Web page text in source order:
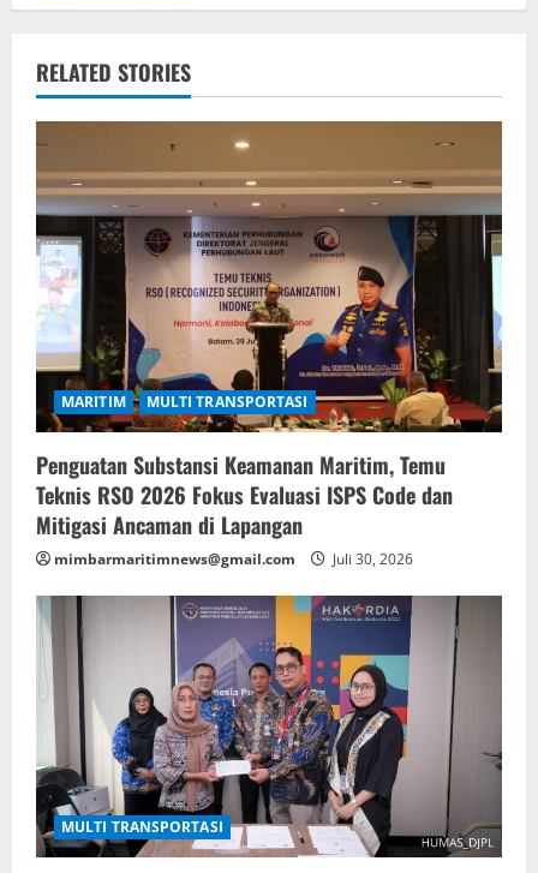
RELATED STORIES
MARITIM MULTI TRANSPORTASI
Penguatan Substansi Keamanan Maritim, Temu
Teknis RSO 2026 Fokus Evaluasi ISPS Code dan
Mitigasi Ancaman di Lapangan
mimbarmaritimnews@gmail.com Juli 30, 2026
MULTI TRANSPORTASI